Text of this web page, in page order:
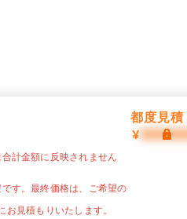
都度見積
¥
計金額に反映されません
す。最終価格は、ご希望の
お見積もりいたします。